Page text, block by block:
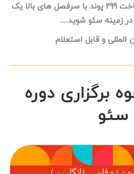
در ۳۰ ساعت فقط با پرداخت 299 پوند با سرفصل های بالا یک
زمینه سئو شوید…
المللی و قابل استعلام
برگزاری دوره
سئو